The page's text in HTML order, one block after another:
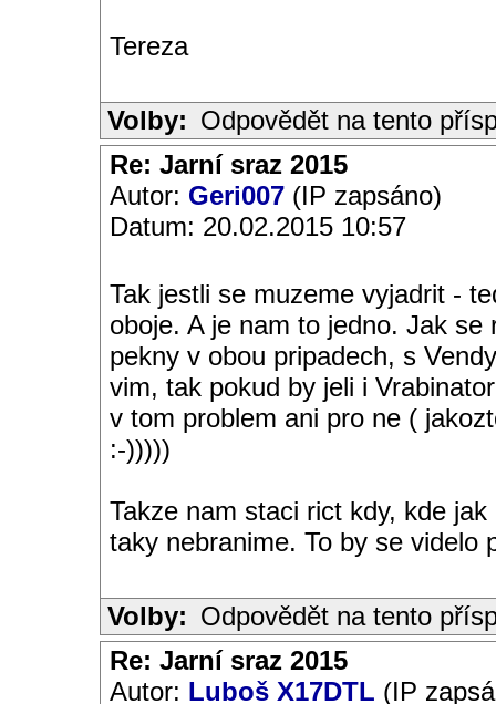
Tereza
Volby: Odpovědět na tento
Re: Jarní sraz 2015
Autor: Geri007 (IP zapsáno)
Datum: 20.02.2015 10:57
Tak jestli se muzeme vyjadrit -
oboje. A je nam to jedno. Jak
pekny v obou pripadech, s
vim, tak pokud by jeli i
v tom problem ani pro ne (
:-)))))
Takze nam staci rict kdy, kde
taky nebranime. To by se videlo
Volby: Odpovědět na tento
Re: Jarní sraz 2015
Autor: Luboš X17DTL (IP